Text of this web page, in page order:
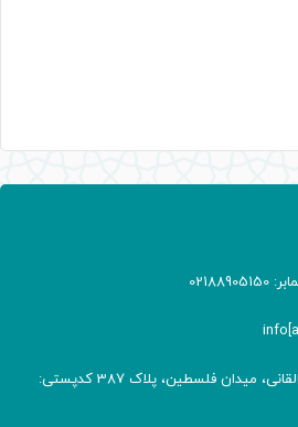
آدرس: پسـتی تهران، خیابان طالقانی، میدان فلسطین، پلاک 387 کدپستی: